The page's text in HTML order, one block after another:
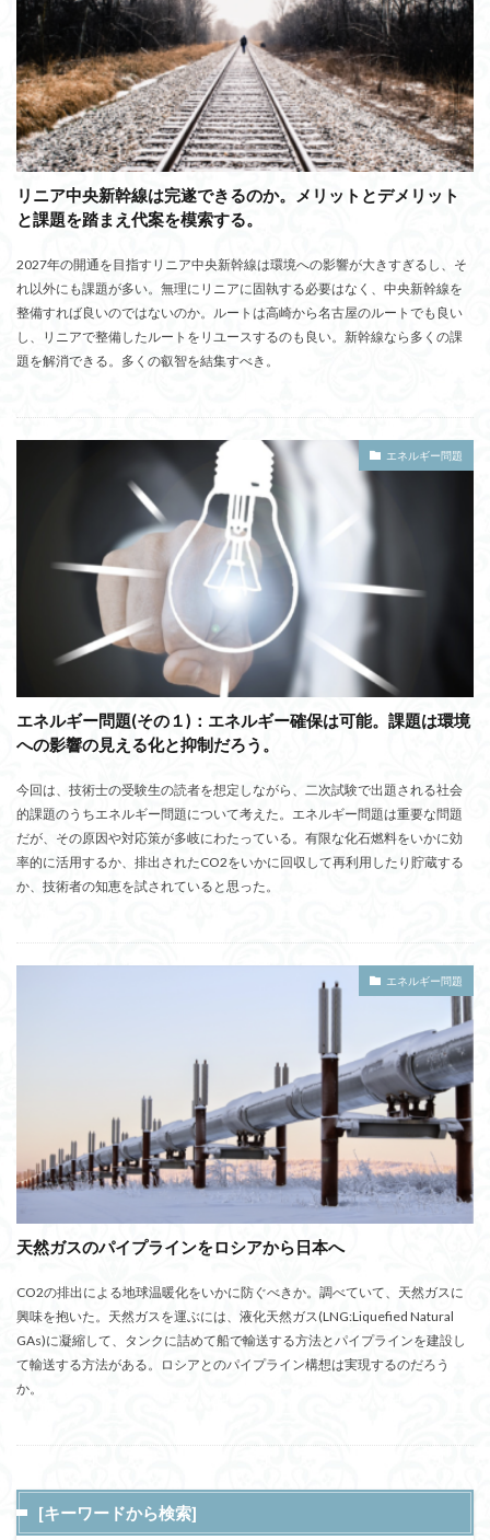
リニア中央新幹線は完遂できるのか。メリットとデメリット
と課題を踏まえ代案を模索する。
2027年の開通を目指すリニア中央新幹線は環境への影響が大きすぎるし、そ
れ以外にも課題が多い。無理にリニアに固執する必要はなく、中央新幹線を
整備すれば良いのではないのか。ルートは高崎から名古屋のルートでも良い
し、リニアで整備したルートをリユースするのも良い。新幹線なら多くの課
題を解消できる。多くの叡智を結集すべき。
エネルギー問題
エネルギー問題(その１)：エネルギー確保は可能。課題は環境
への影響の見える化と抑制だろう。
今回は、技術士の受験生の読者を想定しながら、二次試験で出題される社会
的課題のうちエネルギー問題について考えた。エネルギー問題は重要な問題
だが、その原因や対応策が多岐にわたっている。有限な化石燃料をいかに効
率的に活用するか、排出されたCO2をいかに回収して再利用したり貯蔵する
か、技術者の知恵を試されていると思った。
エネルギー問題
天然ガスのパイプラインをロシアから日本へ
CO2の排出による地球温暖化をいかに防ぐべきか。調べていて、天然ガスに
興味を抱いた。天然ガスを運ぶには、液化天然ガス(LNG:Liquefied Natural
GAs)に凝縮して、タンクに詰めて船で輸送する方法とパイプラインを建設し
て輸送する方法がある。ロシアとのパイプライン構想は実現するのだろう
か。
[キーワードから検索]